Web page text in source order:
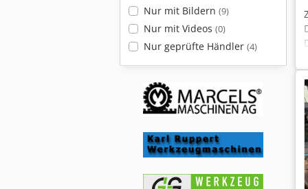
Nur mit Bildern (9)
Nur mit Videos (0)
Nur geprüfte Händler (4)